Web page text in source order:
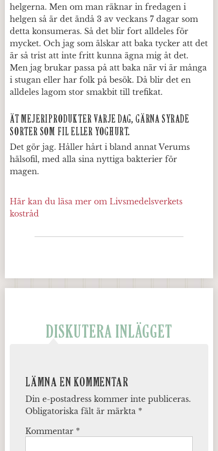
helgerna. Men om man räknar in fredagen i
helgen så är det ändå 3 av veckans 7 dagar som
detta konsumeras. Så det blir fort alldeles för
mycket. Och jag som älskar att baka tycker att det
är så trist att inte fritt kunna ägna mig åt det.
Men jag brukar passa på att baka när vi är många
i stugan eller har folk på besök. Då blir det en
alldeles lagom stor smakbit till trefikat.
ÄT MEJERIPRODUKTER VARJE DAG, GÄRNA SYRADE
SORTER SOM FIL ELLER YOGHURT.
Det gör jag. Håller hårt i bland annat Verums
hälsofil, med alla sina nyttiga bakterier för
magen.
Här kan du läsa mer om Livsmedelsverkets
kostråd
DISKUTERA INLÄGGET
LÄMNA EN KOMMENTAR
Din e-postadress kommer inte publiceras.
Obligatoriska fält är märkta *
Kommentar *